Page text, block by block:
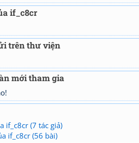
if_c8cr
trên thư viện
mới tham gia
if_c8cr (7 tác giả)
if_c8cr (56 bài)